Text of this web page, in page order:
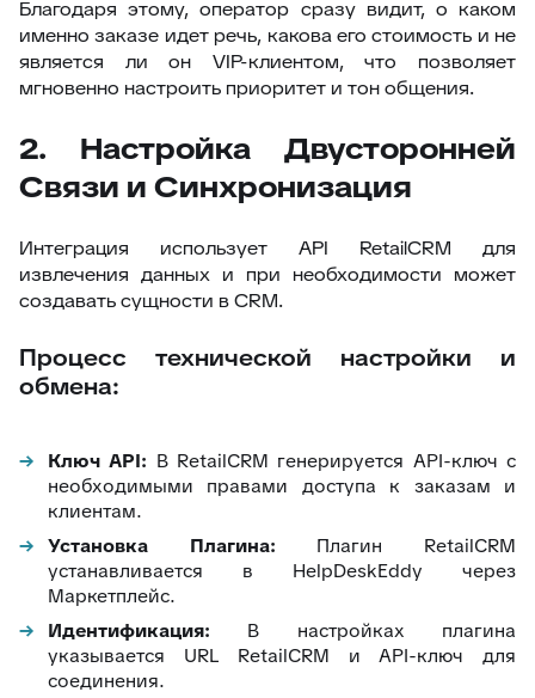
Благодаря этому, оператор сразу видит, о каком
именно заказе идет речь, какова его стоимость и не
является ли он VIP-клиентом, что позволяет
мгновенно настроить приоритет и тон общения.
2. Настройка Двусторонней
Связи и Синхронизация
Интеграция использует API RetailCRM для
извлечения данных и при необходимости может
создавать сущности в CRM.
Процесс технической настройки и
обмена:
Ключ API: В RetailCRM генерируется API-ключ с
необходимыми правами доступа к заказам и
клиентам.
Установка Плагина: Плагин RetailCRM
устанавливается в HelpDeskEddy через
Маркетплейс.
Идентификация: В настройках плагина
указывается URL RetailCRM и API-ключ для
соединения.